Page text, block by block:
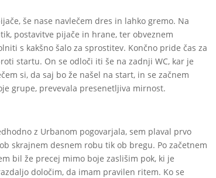
še nase navlečem dres in lahko gremo. Na
postavitve pijače in hrane, ter obveznem
s kakšno šalo za sprostitev. Končno pride čas za
startu. On se odloči iti še na zadnji WC, kar je
si, da saj bo že našel na start, in se začnem
grupe, prevevala presenetljiva mirnost.
z Urbanom pogovarjala, sem plaval prvo
skrajnem desnem robu tik ob bregu. Po začetnem
bil že precej mimo boje zaslišim pok, ki je
določim, da imam pravilen ritem. Ko se